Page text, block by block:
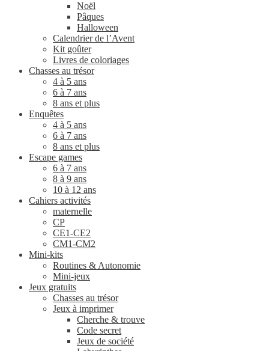
Noël
Pâques
Halloween
Calendrier de l’Avent
Kit goûter
Livres de coloriages
Chasses au trésor
4 à 5 ans
6 à 7 ans
8 ans et plus
Enquêtes
4 à 5 ans
6 à 7 ans
8 ans et plus
Escape games
6 à 7 ans
8 à 9 ans
10 à 12 ans
Cahiers activités
maternelle
CP
CE1-CE2
CM1-CM2
Mini-kits
Routines & Autonomie
Mini-jeux
Jeux gratuits
Chasses au trésor
Jeux à imprimer
Cherche & trouve
Code secret
Jeux de société